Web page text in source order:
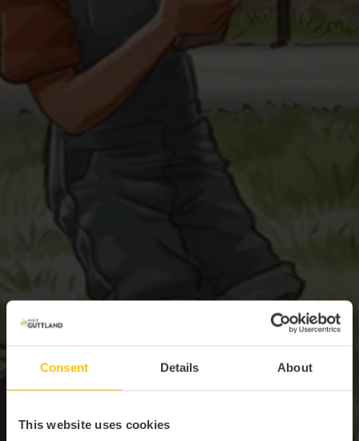
Consent Details About
This website uses cookies